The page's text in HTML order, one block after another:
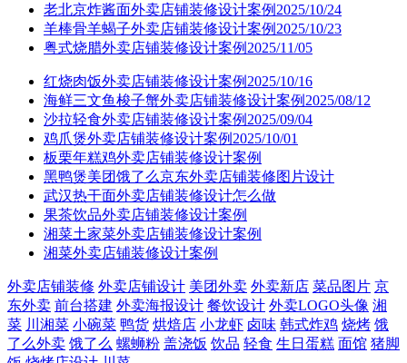
老北京炸酱面外卖店铺装修设计案例2025/10/24
羊棒骨羊蝎子外卖店铺装修设计案例2025/10/23
粤式烧腊外卖店铺装修设计案例2025/11/05
红烧肉饭外卖店铺装修设计案例2025/10/16
海鲜三文鱼梭子蟹外卖店铺装修设计案例2025/08/12
沙拉轻食外卖店铺装修设计案例2025/09/04
鸡爪煲外卖店铺装修设计案例2025/10/01
板栗年糕鸡外卖店铺装修设计案例
黑鸭煲美团饿了么京东外卖店铺装修图片设计
武汉热干面外卖店铺装修设计怎么做
果茶饮品外卖店铺装修设计案例
湘菜土家菜外卖店铺装修设计案例
湘菜外卖店铺装修设计案例
外卖店铺装修 外卖店铺设计 美团外卖 外卖新店 菜品图片 京
东外卖 前台搭建 外卖海报设计 餐饮设计 外卖LOGO头像 湘
菜 川湘菜 小碗菜 鸭货 烘焙店 小龙虾 卤味 韩式炸鸡 烧烤 饿
了么外卖 饿了么 螺蛳粉 盖浇饭 饮品 轻食 生日蛋糕 面馆 猪脚